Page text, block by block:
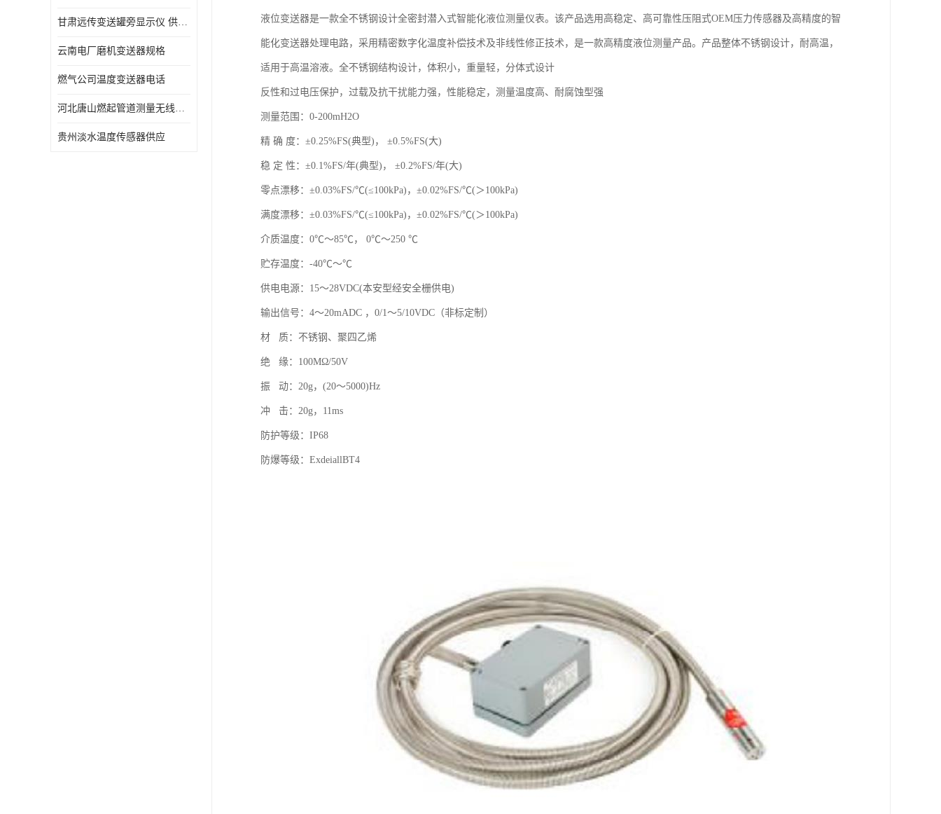
甘肃远传变送罐旁显示仪 供应及时
云南电厂磨机变送器规格
燃气公司温度变送器电话
河北唐山燃起管道测量无线压力变送器型号 性能稳定
贵州淡水温度传感器供应
液位变送器是一款全不锈钢设计全密封潜入式智能化液位测量仪表。该产品选用高稳定、高可靠性压阻式OEM压力传感器及高精度的智
能化变送器处理电路，采用精密数字化温度补偿技术及非线性修正技术，是一款高精度液位测量产品。产品整体不锈钢设计，耐高温，
适用于高温溶液。全不锈钢结构设计，体积小，重量轻，分体式设计
反性和过电压保护，过载及抗干扰能力强，性能稳定，测量温度高、耐腐蚀型强
测量范围：0-200mH2O
精 确 度：±0.25%FS(典型)， ±0.5%FS(大)
稳 定 性：±0.1%FS/年(典型)， ±0.2%FS/年(大)
零点漂移：±0.03%FS/℃(≤100kPa)，±0.02%FS/℃(＞100kPa)
满度漂移：±0.03%FS/℃(≤100kPa)，±0.02%FS/℃(＞100kPa)
介质温度：0℃～85℃， 0℃～250 ℃
贮存温度：-40℃～℃
供电电源：15～28VDC(本安型经安全栅供电)
输出信号：4～20mADC ，0/1～5/10VDC（非标定制）
材 质：不锈钢、聚四乙烯
绝 缘：100MΩ/50V
振 动：20g，(20～5000)Hz
冲 击：20g，11ms
防护等级：IP68
防爆等级：ExdeiallBT4